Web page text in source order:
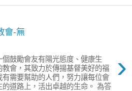
會-無
›
個鼓勵會友有陽光態度、健康生
教會，其致力於傳揚基督美好的福
有需要幫助的人們，努力讓每位會
的道路上，活出卓越的生命。 為答